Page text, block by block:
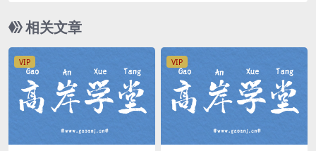
相关文章
VIP VIP